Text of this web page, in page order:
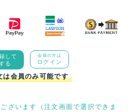
して
る
会員の方は
ログイン
会員のみ可能です
ざいます（注文画面で選択できま